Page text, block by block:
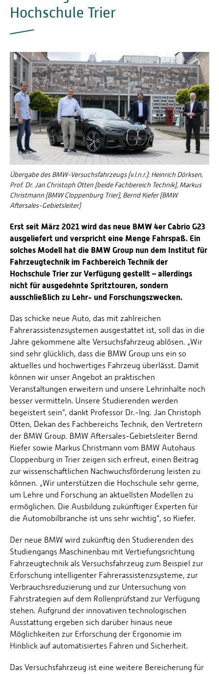
Hochschule Trier
Übergabe des BMW-Versuchsfahrzeugs (v.l.n.r.): Heinrich Dörksen,
Prof. Dr. Jan Christoph Otten (beide Fachbereich Technik), Markus
Christmann (BMW Cloppenburg Trier), Bernd Kiefer (BMW
Aftersales-Gebietsleiter)
Erst seit März 2021 wird das neue BMW 4er Cabrio G23
ausgeliefert und verspricht eine Menge Fahrspaß. Ein
solches Modell hat die BMW Group nun dem Institut für
Fahrzeugtechnik im Fachbereich Technik der
Hochschule Trier zur Verfügung gestellt – allerdings
nicht für ausgedehnte Spritztouren, sondern
ausschließlich zu Lehr- und Forschungszwecken.
Das schicke neue Auto, das mit zahlreichen
Fahrerassistenzsystemen ausgestattet ist, soll das in die
Jahre gekommene alte Versuchsfahrzeug ablösen. „Wir
sind sehr glücklich, dass die BMW Group uns ein so
aktuelles und hochwertiges Fahrzeug überlässt. Damit
können wir unser Angebot an praktischen
Veranstaltungen erweitern und unsere Lehrinhalte noch
besser vermitteln. Unsere Studierenden werden
begeistert sein“, dankt Professor Dr.-Ing. Jan Christoph
Otten, Dekan des Fachbereichs Technik, den Vertretern
der BMW Group. BMW Aftersales-Gebietsleiter Bernd
Kiefer sowie Markus Christmann vom BMW Autohaus
Cloppenburg in Trier zeigen sich erfreut, einen Beitrag
zur wissenschaftlichen Nachwuchsförderung leisten zu
können. „Wir unterstützen die Hochschule sehr gerne,
um Lehre und Forschung an aktuellsten Modellen zu
ermöglichen. Die Ausbildung zukünftiger Experten für
die Automobilbranche ist uns sehr wichtig“, so Kiefer.
Der neue BMW wird zukünftig den Studierenden des
Studiengangs Maschinenbau mit Vertiefungsrichtung
Fahrzeugtechnik als Versuchsfahrzeug zum Beispiel zur
Erforschung intelligenter Fahrerassistenzsysteme, zur
Verbrauchsreduzierung und zur Untersuchung von
Fahrstrategien auf dem Rollenprüfstand zur Verfügung
stehen. Aufgrund der innovativen technologischen
Ausstattung ergeben sich darüber hinaus neue
Möglichkeiten zur Erforschung der Ergonomie im
Hinblick auf automatisiertes Fahren und Sicherheit.
Das Versuchsfahrzeug ist eine weitere Bereicherung für